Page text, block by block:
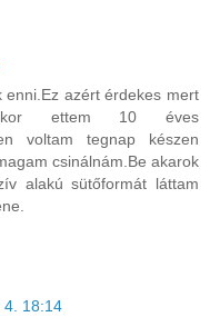
azért érdekes mert
ettem 10 éves
voltam tegnap készen
csinálnám.Be akarok
alakú sütőformát láttam
4. 18:14